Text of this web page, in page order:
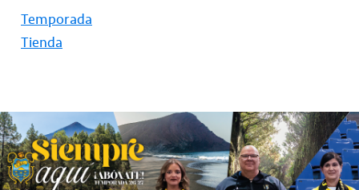
Temporada
Tienda